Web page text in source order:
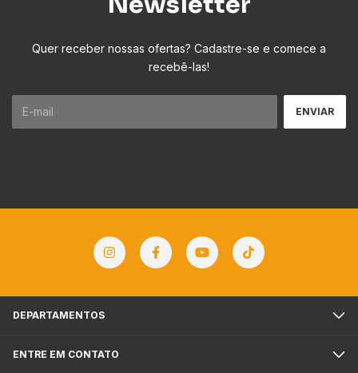
Quer receber nossas ofertas? Cadastre-se e comece a
recebê-las!
DEPARTAMENTOS
ENTRE EM CONTATO